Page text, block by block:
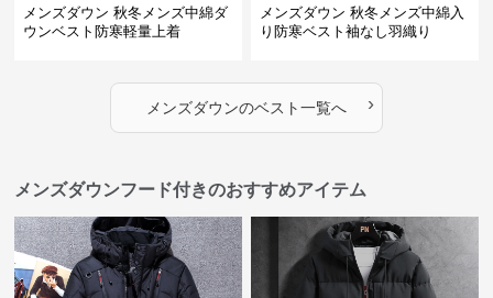
メンズダウン 秋冬メンズ中綿ダ
ウンベスト防寒軽量上着
メンズダウン 秋冬メンズ中綿入
り防寒ベスト袖なし羽織り
メンズダウンのベスト一覧へ ›
メンズダウンフード付きのおすすめアイテム